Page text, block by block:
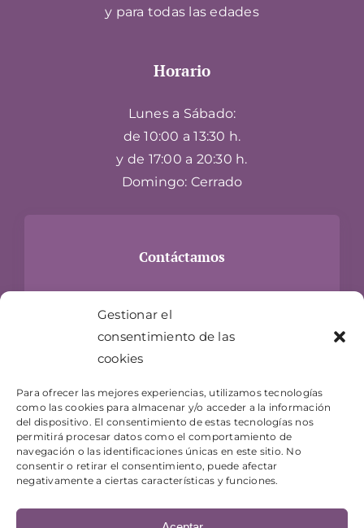
Gestionar el
consentimiento de las
cookies
Para ofrecer las mejores experiencias, utilizamos tecnologías
como las cookies para almacenar y/o acceder a la información
del dispositivo. El consentimiento de estas tecnologías nos
permitirá procesar datos como el comportamiento de
navegación o las identificaciones únicas en este sitio. No
consentir o retirar el consentimiento, puede afectar
negativamente a ciertas características y funciones.
y para todas las edades
Horario
Lunes a Sábado:
de 10:00 a 13:30 h.
y de 17:00 a 20:30 h.
Domingo: Cerrado
Contáctamos
17300 Blanes, Girona
info@jugueteriaelgenio.com
T- 872 073 983